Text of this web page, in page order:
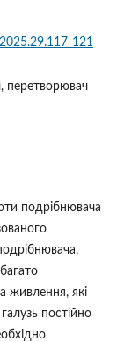
121
перетворювач
подрібнювача
живлення, які
постійно